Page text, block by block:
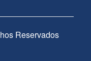
Reservados